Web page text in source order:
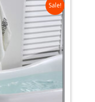
Sale!